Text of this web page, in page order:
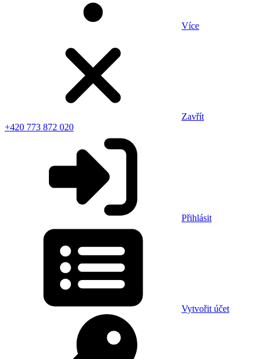
Více
Zavřít
+420 773 872 020
Přihlásit
Vytvořit účet